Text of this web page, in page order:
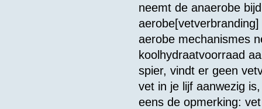
neemt de anaerobe
aerobe mechanismes
koolhydraatvoorraad
spier, vindt er geen
vet in je lijf aanwezig
eens de opmerking: